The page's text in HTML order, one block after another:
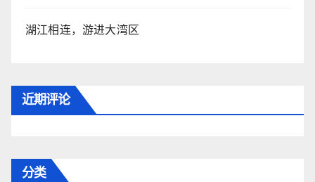
湖江相连，游进大湾区
近期评论
分类